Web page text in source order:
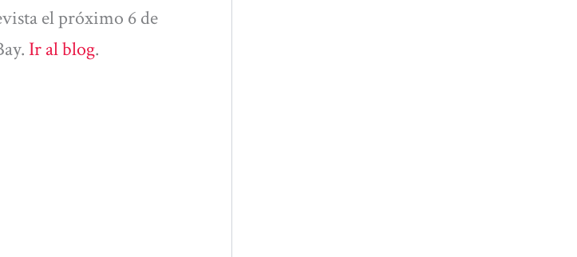
el próximo 6 de
Ir al blog.